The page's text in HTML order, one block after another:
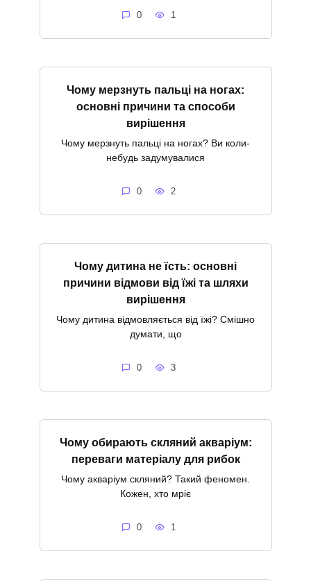
0 1
Чому мерзнуть пальці на ногах:
основні причини та способи
вирішення
Чому мерзнуть пальці на ногах? Ви коли-
небудь задумувалися
0 2
Чому дитина не їсть: основні
причини відмови від їжі та шляхи
вирішення
Чому дитина відмовляється від їжі? Смішно
думати, що
0 3
Чому обирають скляний акваріум:
переваги матеріалу для рибок
Чому акваріум скляний? Такий феномен.
Кожен, хто мріє
0 1